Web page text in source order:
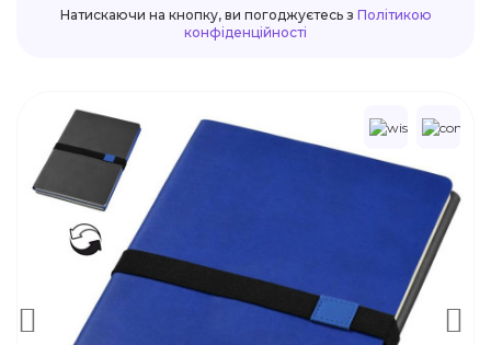
Натискаючи на кнопку, ви погоджуєтесь з Політикою
конфіденційності